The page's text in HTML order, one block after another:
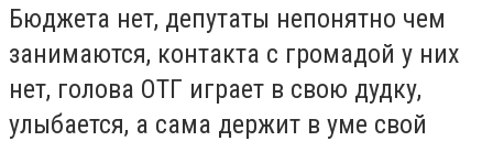
Бюджета нет, депутаты непонятно чем
занимаются, контакта с громадой у них
нет, голова ОТГ играет в свою дудку,
улыбается, а сама держит в уме свой